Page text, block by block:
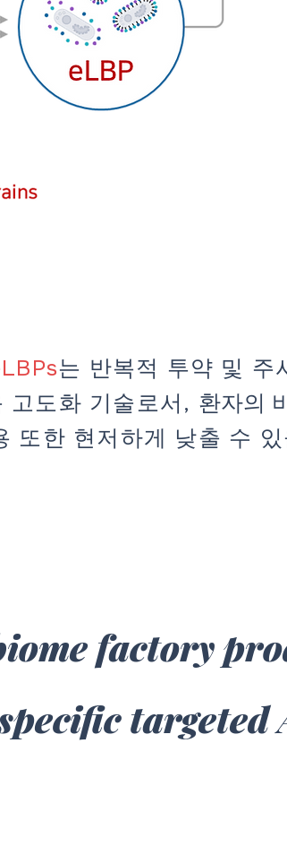
는 반복적 투약 및 주
고도화 기술로서, 환자의
또한 현저하게 낮출 수
factory
targeted